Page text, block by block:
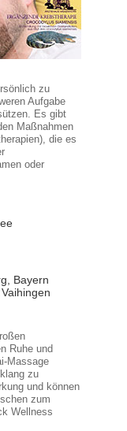
zu
Aufgabe
Es gibt
Maßnahmen
die es
oder
Bayern
Ruhe und
Massage
zu
und können
zum
Wellness